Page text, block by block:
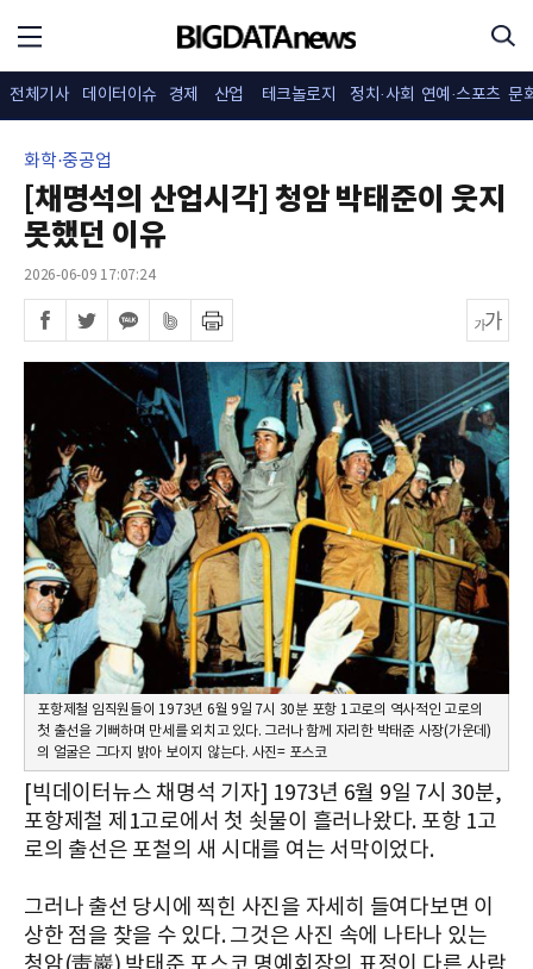
전체기사 데이터이슈 경제 산업 테크놀로지 정치·사회 연예·스포츠 문
화학·중공업
[채명석의 산업시각] 청암 박태준이 웃지
못했던 이유
2026-06-09 17:07:24
포항제철 임직원들이 1973년 6월 9일 7시 30분 포항 1고로의 역사적인 고로의
첫 출선을 기뻐하며 만세를 외치고 있다. 그러나 함께 자리한 박태준 사장(가운데)
의 얼굴은 그다지 밝아 보이지 않는다. 사진= 포스코
[빅데이터뉴스 채명석 기자] 1973년 6월 9일 7시 30분,
포항제철 제1고로에서 첫 쇳물이 흘러나왔다. 포항 1고
로의 출선은 포철의 새 시대를 여는 서막이었다.
그러나 출선 당시에 찍힌 사진을 자세히 들여다보면 이
상한 점을 찾을 수 있다. 그것은 사진 속에 나타나 있는